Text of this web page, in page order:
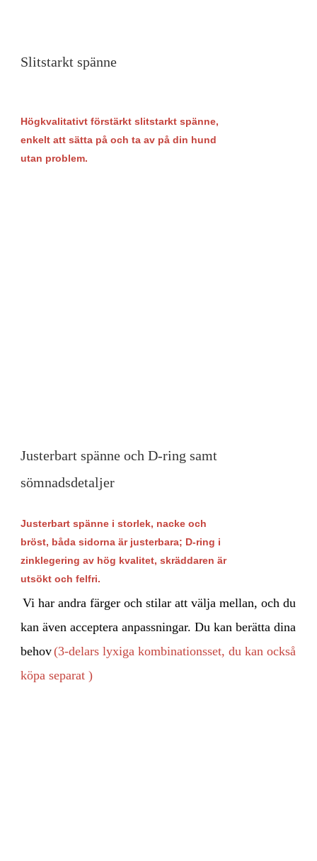
Slitstarkt spänne
Högkvalitativt förstärkt slitstarkt spänne,
enkelt att sätta på och ta av på din hund
utan problem.
Justerbart spänne och D-ring samt
sömnadsdetaljer
Justerbart spänne i storlek, nacke och
bröst, båda sidorna är justerbara; D-ring i
zinklegering av hög kvalitet, skräddaren är
utsökt och felfri.
Vi har andra färger och stilar att välja mellan, och du
kan även acceptera anpassningar. Du kan berätta dina
behov(3-delars lyxiga kombinationsset, du kan också
köpa separat )